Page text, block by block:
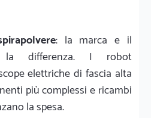
: la marca e il
la differenza. I robot
elettriche di fascia alta
più complessi e ricambi
la spesa.